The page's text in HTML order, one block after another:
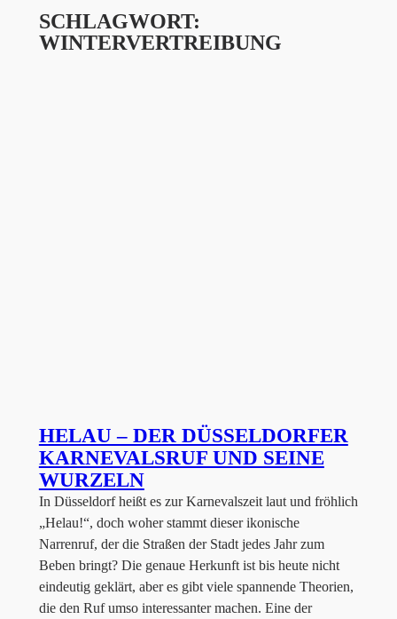
SCHLAGWORT:
WINTERVERTREIBUNG
HELAU – DER DÜSSELDORFER
KARNEVALSRUF UND SEINE
WURZELN
In Düsseldorf heißt es zur Karnevalszeit laut und fröhlich
„Helau!“, doch woher stammt dieser ikonische
Narrenruf, der die Straßen der Stadt jedes Jahr zum
Beben bringt? Die genaue Herkunft ist bis heute nicht
eindeutig geklärt, aber es gibt viele spannende Theorien,
die den Ruf umso interessanter machen. Eine der